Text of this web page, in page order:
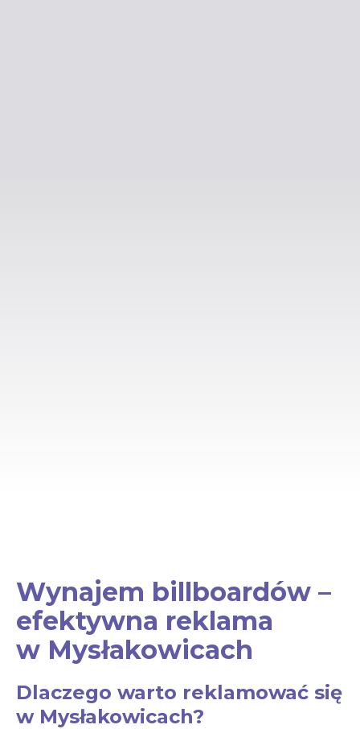
Wynajem billboardów –
efektywna reklama
w Mysłakowicach
Dlaczego warto reklamować się
w Mysłakowicach?